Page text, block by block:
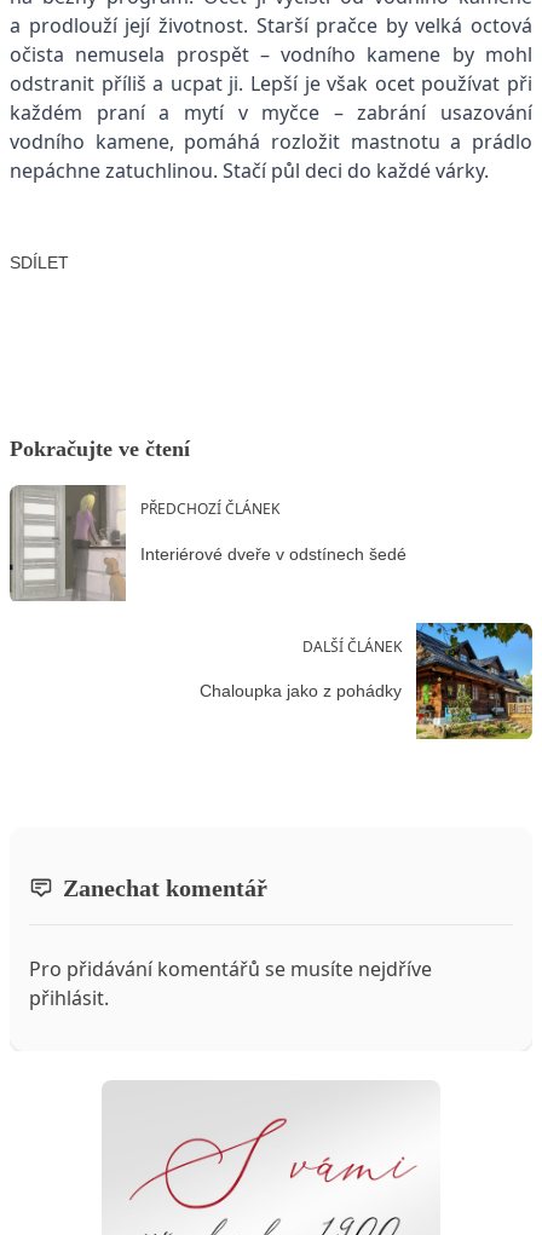
a prodlouží její životnost. Starší pračce by velká octová
očista nemusela prospět – vodního kamene by mohl
odstranit příliš a ucpat ji. Lepší je však ocet používat při
každém praní a mytí v myčce – zabrání usazování
vodního kamene, pomáhá rozložit mastnotu a prádlo
nepáchne zatuchlinou. Stačí půl deci do každé várky.
SDÍLET
Pokračujte ve čtení
PŘEDCHOZÍ ČLÁNEK
Interiérové dveře v odstínech šedé
DALŠÍ ČLÁNEK
Chaloupka jako z pohádky
Zanechat komentář
Pro přidávání komentářů se musíte nejdříve
přihlásit.